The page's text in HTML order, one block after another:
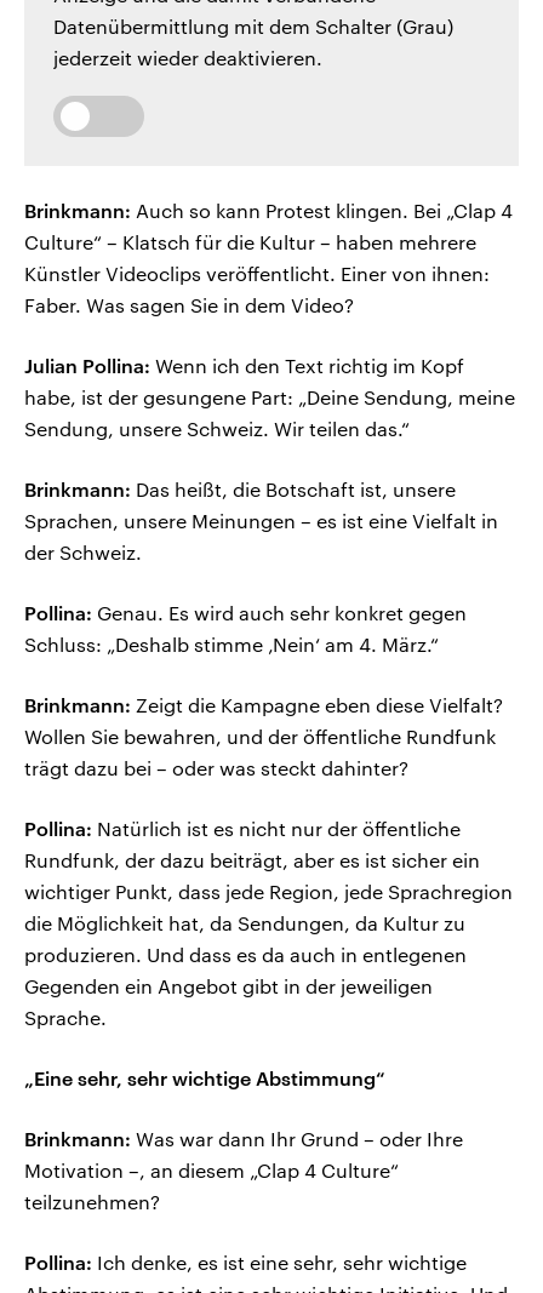
Datenübermittlung mit dem Schalter (Grau)
jederzeit wieder deaktivieren.
Brinkmann: Auch so kann Protest klingen. Bei „Clap 4
Culture“ – Klatsch für die Kultur – haben mehrere
Künstler Videoclips veröffentlicht. Einer von ihnen:
Faber. Was sagen Sie in dem Video?
Julian Pollina: Wenn ich den Text richtig im Kopf
habe, ist der gesungene Part: „Deine Sendung, meine
Sendung, unsere Schweiz. Wir teilen das.“
Brinkmann: Das heißt, die Botschaft ist, unsere
Sprachen, unsere Meinungen – es ist eine Vielfalt in
der Schweiz.
Pollina: Genau. Es wird auch sehr konkret gegen
Schluss: „Deshalb stimme ‚Nein‘ am 4. März.“
Brinkmann: Zeigt die Kampagne eben diese Vielfalt?
Wollen Sie bewahren, und der öffentliche Rundfunk
trägt dazu bei – oder was steckt dahinter?
Pollina: Natürlich ist es nicht nur der öffentliche
Rundfunk, der dazu beiträgt, aber es ist sicher ein
wichtiger Punkt, dass jede Region, jede Sprachregion
die Möglichkeit hat, da Sendungen, da Kultur zu
produzieren. Und dass es da auch in entlegenen
Gegenden ein Angebot gibt in der jeweiligen
Sprache.
„Eine sehr, sehr wichtige Abstimmung“
Brinkmann: Was war dann Ihr Grund – oder Ihre
Motivation –, an diesem „Clap 4 Culture“
teilzunehmen?
Pollina: Ich denke, es ist eine sehr, sehr wichtige